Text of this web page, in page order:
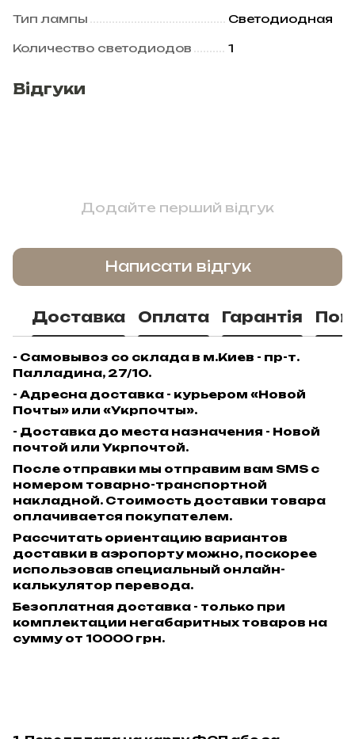
Тип лампы Светодиодная
Количество светодиодов 1
Відгуки
Додайте перший відгук
Написати відгук
Доставка Оплата Гарантія
- Самовывоз со склада в м.Киев - пр-т.
Палладина, 27/10.
- Адресна доставка - курьером «Новой
Почты» или «Укрпочты».
- Доставка до места назначения - Новой
почтой или Укрпочтой.
После отправки мы отправим вам SMS с
номером товарно-транспортной
накладной. Стоимость доставки товара
оплачивается покупателем.
Рассчитать ориентацию вариантов
доставки в аэропорту можно, поскорее
использовав специальный онлайн-
калькулятор перевода.
Безоплатная доставка - только при
комплектации негабаритных товаров на
сумму от 10000 грн.